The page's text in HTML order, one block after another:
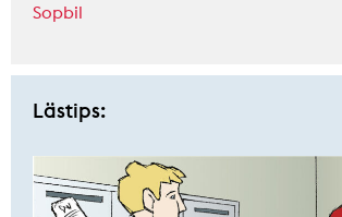
Sopbil
Lästips: